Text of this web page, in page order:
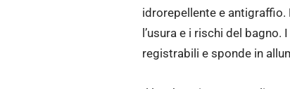
idrorepellente e
l’usura e i rischi del bagno. I
registrabili e sponde in